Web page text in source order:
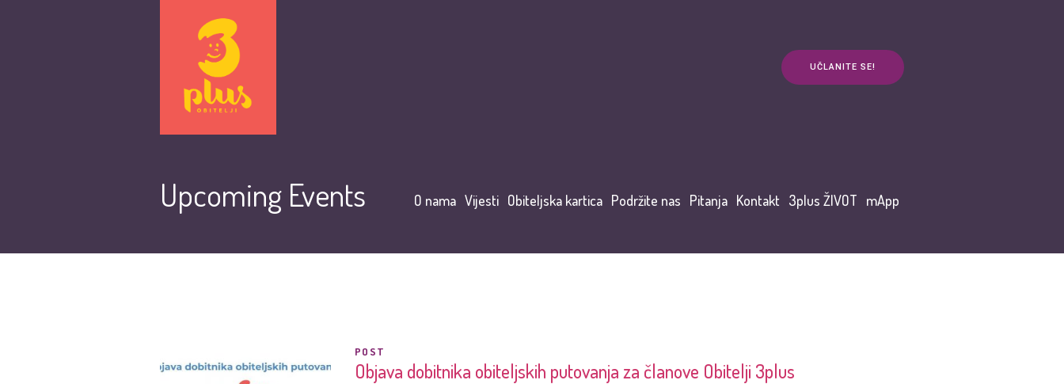
UČLANITE SE!
O nama Vijesti Obiteljska kartica Podržite nas Pitanja Kontakt 3plus ŽIVOT mApp
Upcoming Events
POST
Objava dobitnika obiteljskih putovanja za članove Obitelji 3plus